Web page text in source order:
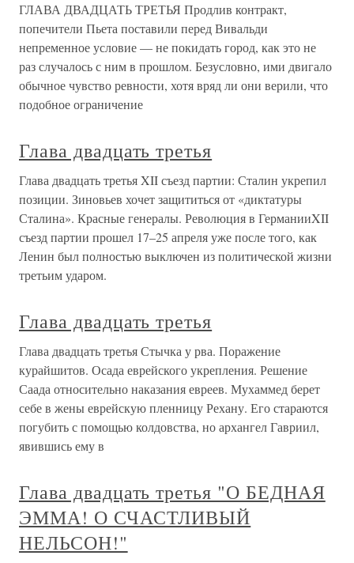
ГЛАВА ДВАДЦАТЬ ТРЕТЬЯ Продлив контракт,
попечители Пьета поставили перед Вивальди
непременное условие — не покидать город, как это не
раз случалось с ним в прошлом. Безусловно, ими двигало
обычное чувство ревности, хотя вряд ли они верили, что
подобное ограничение
Глава двадцать третья
Глава двадцать третья XII съезд партии: Сталин укрепил
позиции. Зиновьев хочет защититься от «диктатуры
Сталина». Красные генералы. Революция в ГерманииXII
съезд партии прошел 17–25 апреля уже после того, как
Ленин был полностью выключен из политической жизни
третьим ударом.
Глава двадцать третья
Глава двадцать третья Стычка у рва. Поражение
курайшитов. Осада еврейского укрепления. Решение
Саада относительно наказания евреев. Мухаммед берет
себе в жены еврейскую пленницу Рехану. Его стараются
погубить с помощью колдовства, но архангел Гавриил,
явившись ему в
Глава двадцать третья "О БЕДНАЯ
ЭММА! О СЧАСТЛИВЫЙ
НЕЛЬСОН!"